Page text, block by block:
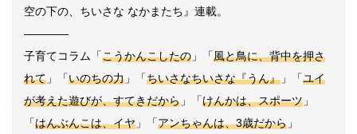
空の下の、ちいさな なかまたち』連載。
――――
子育てコラム「こうかんこしたの 」「風と鳥に、背中を押さ
れて 」「いのちの力 」「ちいさなちいさな『うん』 」「ユイ
が考えた遊びが、すてきだから 」「けんかは、スポーツ 」
「はんぶんこは、イヤ 」「アンちゃんは、3歳だから 」